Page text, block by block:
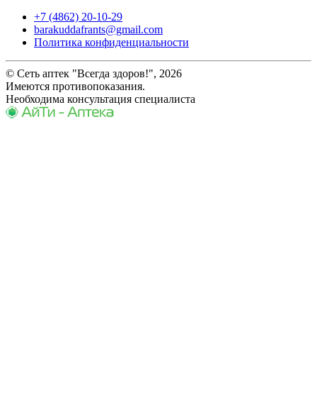
+7 (4862) 20-10-29
barakuddafrants@gmail.com
Политика конфиденциальности
© Сеть аптек "Всегда здоров!", 2026
Имеются противопоказания.
Необходима консультация специалиста